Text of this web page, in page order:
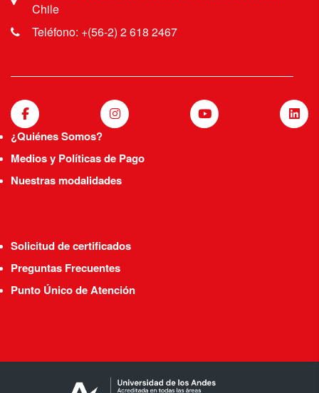
Chile
Teléfono: +(56-2) 2 618 2467
¿Quiénes Somos?
Medios y Políticas de Pago
Nuestras modalidades
Solicitud de certificados
Preguntas Frecuentes
Punto Único de Atención